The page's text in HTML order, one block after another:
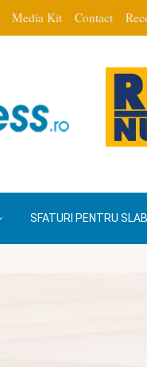
Media Kit Contact
SFATURI PENTRU